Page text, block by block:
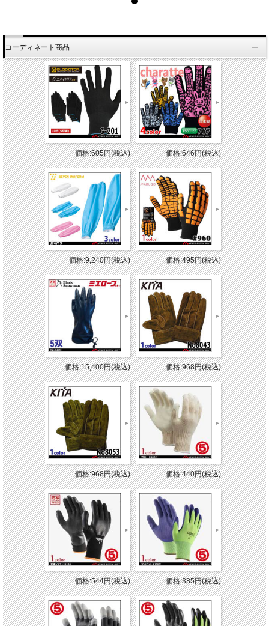
コーディネート商品
価格:605円(税込) 価格:646円(税込)
価格:9,240円(税込) 価格:495円(税込)
価格:15,400円(税込) 価格:968円(税込)
価格:968円(税込) 価格:440円(税込)
価格:544円(税込) 価格:385円(税込)